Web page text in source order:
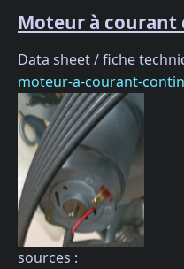
Moteur à courant
Data sheet / fiche
moteur-a-courant-
sources :